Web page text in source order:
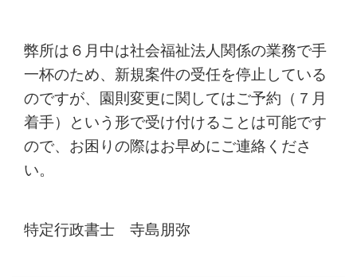
弊所は６月中は社会福祉法人関係の業務で手
一杯のため、新規案件の受任を停止している
のですが、園則変更に関してはご予約（７月
着手）という形で受け付けることは可能です
ので、お困りの際はお早めにご連絡くださ
い。
特定行政書士 寺島朋弥